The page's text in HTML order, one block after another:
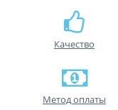
Качество
Метод оплаты